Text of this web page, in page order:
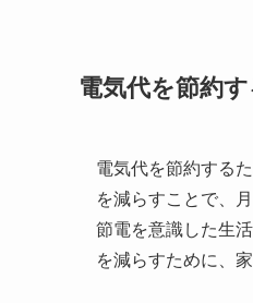
電気代を節約
電気代を節約する
を減らすことで、
節電を意識した生
を減らすために、